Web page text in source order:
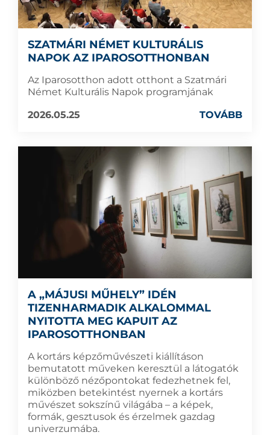
SZATMÁRI NÉMET KULTURÁLIS
NAPOK AZ IPAROSOTTHONBAN
Az Iparosotthon adott otthont a Szatmári
Német Kulturális Napok programjának
2026.05.25
TOVÁBB
A „MÁJUSI MŰHELY” IDÉN
TIZENHARMADIK ALKALOMMAL
NYITOTTA MEG KAPUIT AZ
IPAROSOTTHONBAN
A kortárs képzőművészeti kiállításon
bemutatott műveken keresztül a látogatók
különböző nézőpontokat fedezhetnek fel,
miközben betekintést nyernek a kortárs
művészet sokszínű világába – a képek,
formák, gesztusok és érzelmek gazdag
univerzumába.